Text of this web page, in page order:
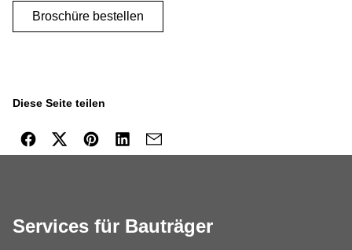
Broschüre bestellen
Diese Seite teilen
Services für Bauträger